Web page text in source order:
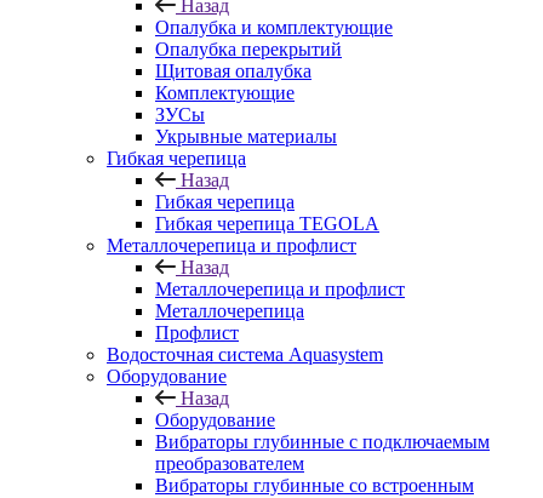
Назад
Опалубка и комплектующие
Опалубка перекрытий
Щитовая опалубка
Комплектующие
ЗУСы
Укрывные материалы
Гибкая черепица
Назад
Гибкая черепица
Гибкая черепица TEGOLA
Металлочерепица и профлист
Назад
Металлочерепица и профлист
Металлочерепица
Профлист
Водосточная система Aquasystem
Оборудование
Назад
Оборудование
Вибраторы глубинные с подключаемым
преобразователем
Вибраторы глубинные со встроенным